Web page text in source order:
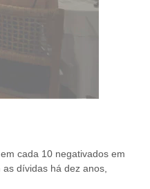
cada 10 negativados em
dívidas há dez anos,